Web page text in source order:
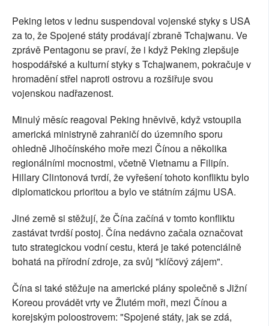
Peking letos v lednu suspendoval vojenské styky s USA
za to, že Spojené státy prodávají zbraně Tchajwanu. Ve
zprávě Pentagonu se praví, že i když Peking zlepšuje
hospodářské a kulturní styky s Tchajwanem, pokračuje v
hromadění střel naproti ostrovu a rozšiřuje svou
vojenskou nadřazenost.
Minulý měsíc reagoval Peking hněvivě, když vstoupila
americká ministryně zahraničí do územního sporu
ohledně Jihočínského moře mezi Čínou a několika
regionálními mocnostmi, včetně Vietnamu a Filipín.
Hillary Clintonová tvrdí, že vyřešení tohoto konfliktu bylo
diplomatickou prioritou a bylo ve státním zájmu USA.
Jiné země si stěžují, že Čína začíná v tomto konfliktu
zastávat tvrdší postoj. Čína nedávno začala označovat
tuto strategickou vodní cestu, která je také potenciálně
bohatá na přírodní zdroje, za svůj "klíčový zájem".
Čína si také stěžuje na americké plány společně s Jižní
Koreou provádět vrty ve Žlutém moři, mezi Čínou a
korejským poloostrovem: "Spojené státy, jak se zdá,